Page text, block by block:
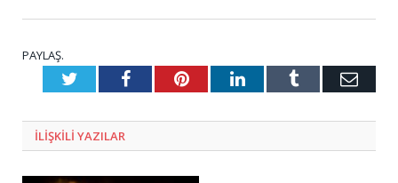
PAYLAŞ.
TwitterFacebookPinterestLinkedInTumblr E-
ILIŞKILI YAZILAR